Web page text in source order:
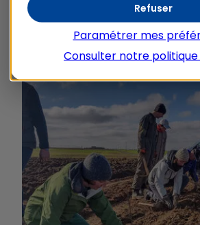
NOTRE SOUTIEN
Refuser
Paramétrer mes
Consulter notre politique